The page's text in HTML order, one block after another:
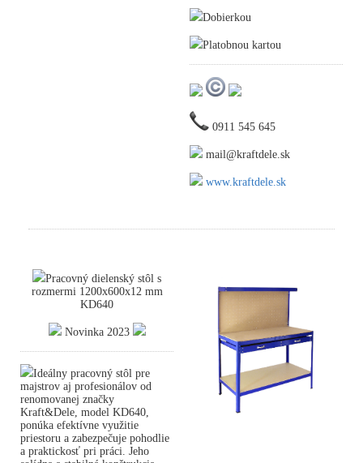
Dobierkou
Platobnou kartou
0911 545 645
mail@kraftdele.sk
www.kraftdele.sk
Pracovný dielenský stôl s
rozmermi 1200x600x12 mm
KD640
Novinka 2023
Ideálny pracovný stôl pre
majstrov aj profesionálov od
renomovanej značky
Kraft&Dele, model KD640,
ponúka efektívne využitie
priestoru a zabezpečuje pohodlie
a praktickosť pri práci. Jeho